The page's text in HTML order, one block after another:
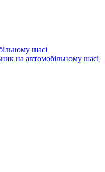
шасі
на автомобільному шасі